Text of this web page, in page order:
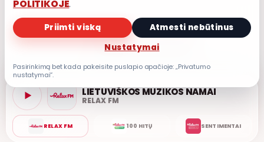
PRIVATUMO POLITIKA
Privatumo nustatymai
LIETUVIŠKOS MUZIKOS NAMAI
RELAX FM
POLITIKOJE.
Priimti viską
Atmesti nebūtinus
Nustatymai
Pasirinkimą bet kada pakeisite puslapio apačioje: „Privatumo
nustatymai“.